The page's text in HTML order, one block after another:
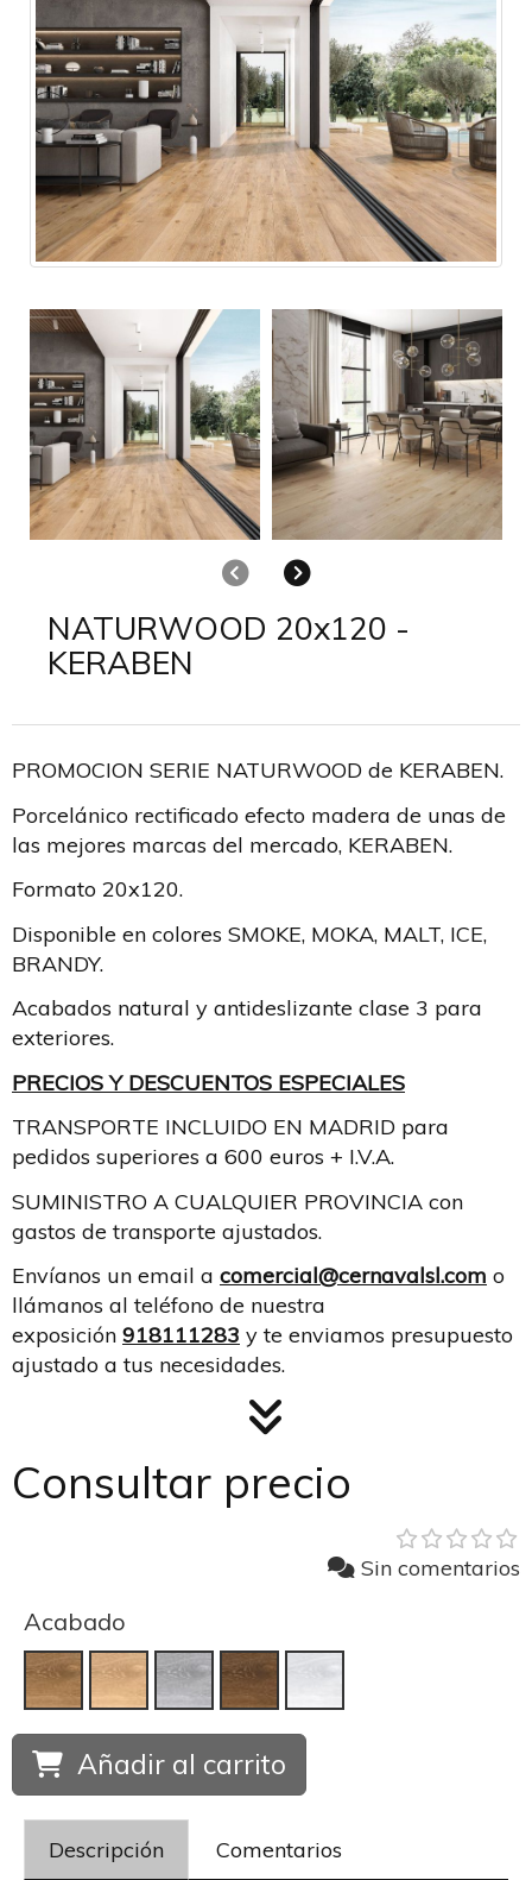
AnteriorSiguiente
NATURWOOD 20x120 -
KERABEN
PROMOCION SERIE NATURWOOD de KERABEN.
Porcelánico rectificado efecto madera de unas de
las mejores marcas del mercado, KERABEN.
Formato 20x120.
Disponible en colores SMOKE, MOKA, MALT, ICE,
BRANDY.
Acabados natural y antideslizante clase 3 para
exteriores.
PRECIOS Y DESCUENTOS ESPECIALES
TRANSPORTE INCLUIDO EN MADRID para
pedidos superiores a 600 euros + I.V.A.
SUMINISTRO A CUALQUIER PROVINCIA con
gastos de transporte ajustados.
Envíanos un email a comercial@cernavalsl.com o
llámanos al teléfono de nuestra
exposición 918111283 y te enviamos presupuesto
ajustado a tus necesidades.
Consultar precio
Sin comentarios
Acabado
Añadir al carrito
Descripción Comentarios